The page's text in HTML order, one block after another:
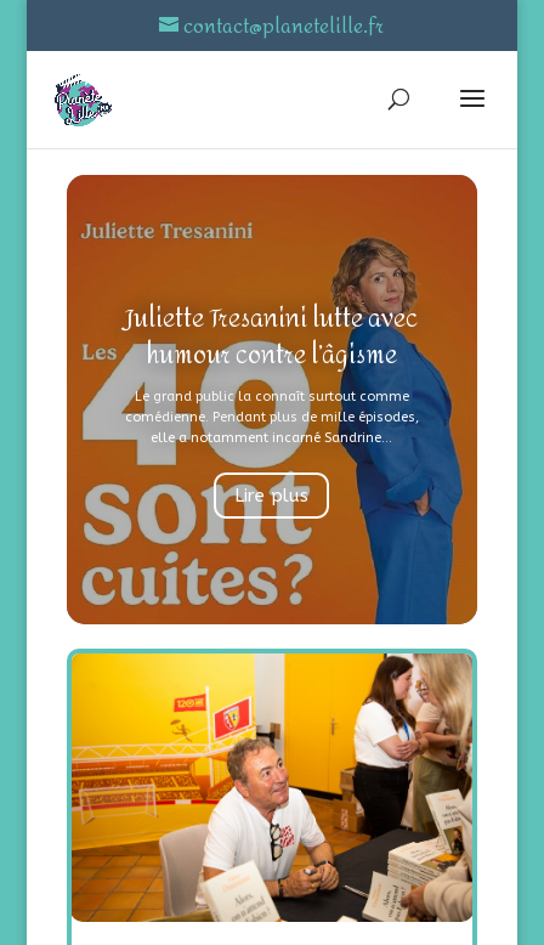
contact@planetelille.fr
Juliette Tresanini lutte avec
humour contre l’âgisme
Le grand public la connaît surtout comme
comédienne. Pendant plus de mille épisodes,
elle a notamment incarné Sandrine...
Lire plus